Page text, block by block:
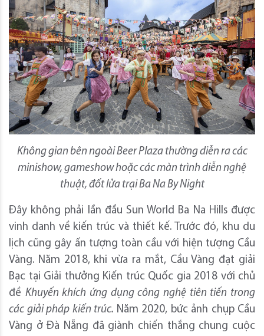
Không gian bên ngoài Beer Plaza thường diễn ra các
minishow, gameshow hoặc các màn trình diễn nghệ
thuật, đốt lửa trại Ba Na By Night
Đây không phải lần đầu Sun World Ba Na Hills được
vinh danh về kiến trúc và thiết kế. Trước đó, khu du
lịch cũng gây ấn tượng toàn cầu với hiện tượng Cầu
Vàng. Năm 2018, khi vừa ra mắt, Cầu Vàng đạt giải
Bạc tại Giải thưởng Kiến trúc Quốc gia 2018 với chủ
đề Khuyến khích ứng dụng công nghệ tiên tiến trong
các giải pháp kiến trúc. Năm 2020, bức ảnh chụp Cầu
Vàng ở Đà Nẵng đã giành chiến thắng chung cuộc